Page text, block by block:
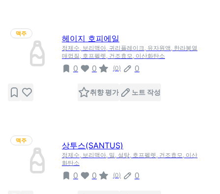
맥주
헤이지 호피에일
정제수, 보리맥아, 귀리플레이크, 유자원액, 한라봉열
매껍질, 호프펠렛, 건조효모, 이산화탄소
0 0 (0) 0
취향 평가 노트 작성
맥주
상투스(SANTUS)
정제수, 보리맥아, 밀, 설탕, 호프펠렛, 건조효모, 이산
화탄소
0 0 (0) 0